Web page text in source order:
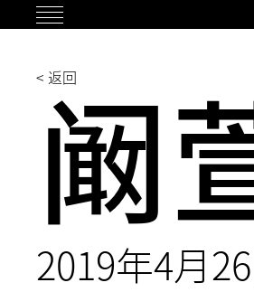
过
< 返回
阚
2019年4月